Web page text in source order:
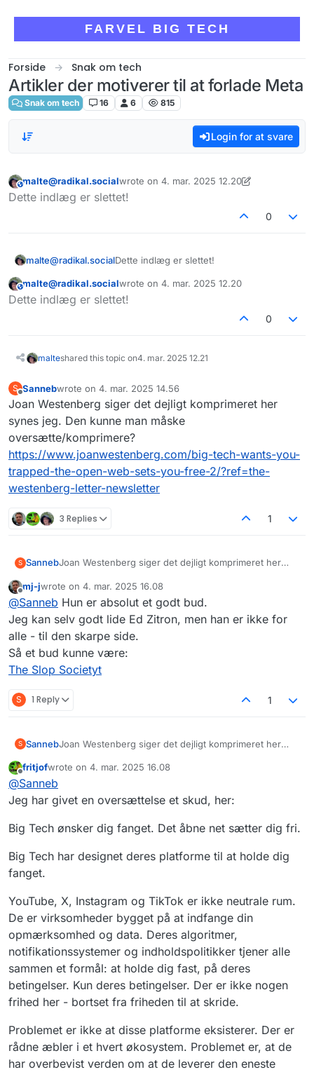
FARVEL BIG TECH
Forside Snak om tech
Artikler der motiverer til at forlade Meta
Snak om tech 16 6 815
Login for at svare
This user is from outside of this forum
malte@radikal.socialwrote on 4. mar. 2025 12.20
sidst redigeret af malte
Dette indlæg er slettet!
0
malte@radikal.socialDette indlæg er slettet!
This user is from outside of this forum
malte@radikal.socialwrote on 4. mar. 2025 12.20
sidst redigeret af
Dette indlæg er slettet!
0
malteshared this topic on4. mar. 2025 12.21
S
Offline
Sannebwrote on 4. mar. 2025 14.56
sidst redigeret af
Joan Westenberg siger det dejligt komprimeret her
synes jeg. Den kunne man måske
oversætte/komprimere?
https://www.joanwestenberg.com/big-tech-wants-you-
trapped-the-open-web-sets-you-free-2/?ref=the-
westenberg-letter-newsletter
3 Replies 1
S SannebJoan Westenberg siger det dejligt komprimeret her
oversætte/komprimere?
https://www.joanwestenberg.com/big-tech-wants-
you-trapped-the-open-web-sets-you-free-2/?
ref=the-westenberg-letter-newsletter
Offline
mj-jwrote on 4. mar. 2025 16.08
sidst redigeret af
@Sanneb Hun er absolut et godt bud.
Jeg kan selv godt lide Ed Zitron, men han er ikke for
alle - til den skarpe side.
Så et bud kunne være:
The Slop Societyt
S 1 Reply 1
S SannebJoan Westenberg siger det dejligt komprimeret her
oversætte/komprimere?
you-trapped-the-open-web-sets-you-free-2/?
Offline
fritjofwrote on 4. mar. 2025 16.08
sidst redigeret af
@Sanneb
Jeg har givet en oversættelse et skud, her:
Big Tech ønsker dig fanget. Det åbne net sætter dig fri.
Big Tech har designet deres platforme til at holde dig
fanget.
YouTube, X, Instagram og TikTok er ikke neutrale rum.
De er virksomheder bygget på at indfange din
opmærksomhed og data. Deres algoritmer,
notifikationssystemer og indholdspolitikker tjener alle
sammen et formål: at holde dig fast, på deres
betingelser. Kun deres betingelser. Der er ikke nogen
frihed her - bortset fra friheden til at skride.
Problemet er ikke at disse platforme eksisterer. Der er
rådne æbler i et hvert økosystem. Problemet er, at de
har overbevist verden om at de leverer den eneste